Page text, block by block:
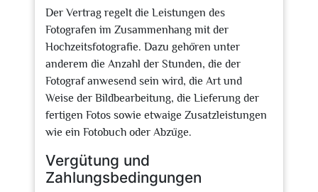
Der Vertrag regelt die Leistungen des
Fotografen im Zusammenhang mit der
Hochzeitsfotografie. Dazu gehören unter
anderem die Anzahl der Stunden, die der
Fotograf anwesend sein wird, die Art und
Weise der Bildbearbeitung, die Lieferung der
fertigen Fotos sowie etwaige Zusatzleistungen
wie ein Fotobuch oder Abzüge.
Vergütung und
Zahlungsbedingungen